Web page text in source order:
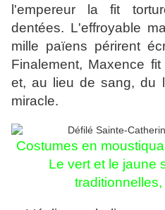
l'empereur la fit
dentées. L'effroyable
mille païens périrent
Finalement, Maxence
et, au lieu de sang, du
miracle.
Costumes en
Le vert et le jaune